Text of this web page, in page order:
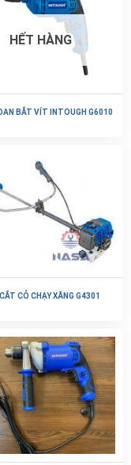
HẾT HÀNG
BẮT VÍT INTOUGH G6010
CỎ CHẠY XĂNG G4301